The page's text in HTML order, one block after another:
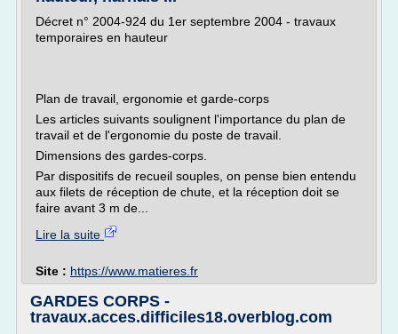
Décret n° 2004-924 du 1er septembre 2004 - travaux
temporaires en hauteur
Plan de travail, ergonomie et garde-corps
Les articles suivants soulignent l'importance du plan de
travail et de l'ergonomie du poste de travail.
Dimensions des gardes-corps.
Par dispositifs de recueil souples, on pense bien entendu
aux filets de réception de chute, et la réception doit se
faire avant 3 m de...
Lire la suite
Site : https://www.matieres.fr
GARDES CORPS -
travaux.acces.difficiles18.overblog.com